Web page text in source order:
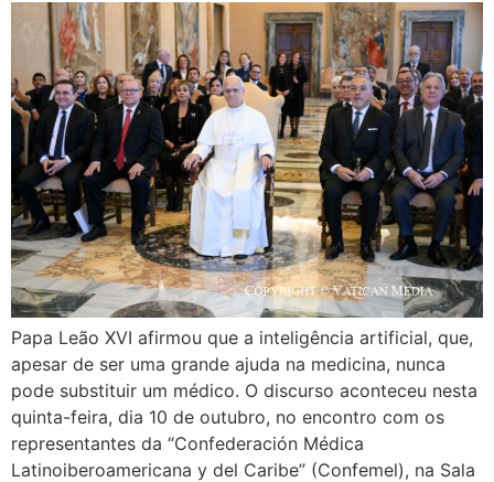
Papa Leão XVI afirmou que a inteligência artificial, que,
apesar de ser uma grande ajuda na medicina, nunca
pode substituir um médico. O discurso aconteceu nesta
quinta-feira, dia 10 de outubro, no encontro com os
representantes da “Confederación Médica
Latinoiberoamericana y del Caribe” (Confemel), na Sala